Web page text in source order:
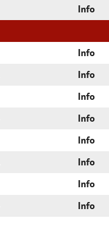
Info
Info
Info
Info
Info
Info
Info
Info
Info